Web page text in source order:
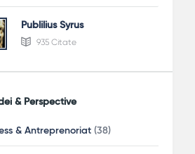
Publilius Syrus
935 Citate
& Perspective
& Antreprenoriat (38)